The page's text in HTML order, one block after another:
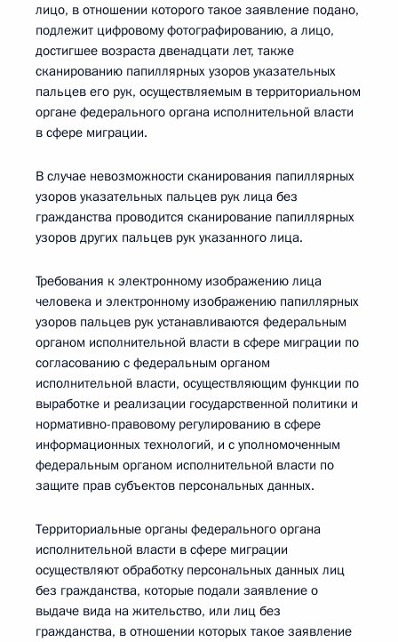
лицо, в отношении которого такое заявление подано,
подлежит цифровому фотографированию, а лицо,
достигшее возраста двенадцати лет, также
сканированию папиллярных узоров указательных
пальцев его рук, осуществляемым в территориальном
органе федерального органа исполнительной власти
в сфере миграции.
В случае невозможности сканирования папиллярных
узоров указательных пальцев рук лица без
гражданства проводится сканирование папиллярных
узоров других пальцев рук указанного лица.
Требования к электронному изображению лица
человека и электронному изображению папиллярных
узоров пальцев рук устанавливаются федеральным
органом исполнительной власти в сфере миграции по
согласованию с федеральным органом
исполнительной власти, осуществляющим функции по
выработке и реализации государственной политики и
нормативно-правовому регулированию в сфере
информационных технологий, и с уполномоченным
федеральным органом исполнительной власти по
защите прав субъектов персональных данных.
Территориальные органы федерального органа
исполнительной власти в сфере миграции
осуществляют обработку персональных данных лиц
без гражданства, которые подали заявление о
выдаче вида на жительство, или лиц без
гражданства, в отношении которых такое заявление